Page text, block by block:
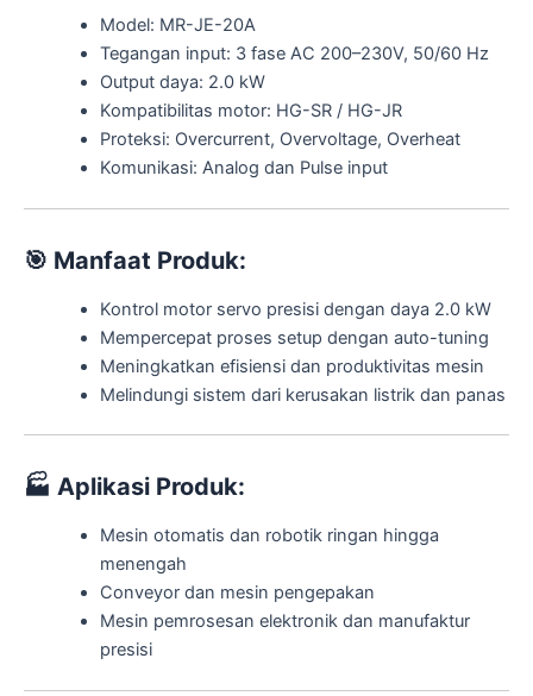
Model: MR-JE-20A
Tegangan input: 3 fase AC 200–230V, 50/60 Hz
Output daya: 2.0 kW
Kompatibilitas motor: HG-SR / HG-JR
Proteksi: Overcurrent, Overvoltage, Overheat
Komunikasi: Analog dan Pulse input
🎯 Manfaat Produk:
Kontrol motor servo presisi dengan daya 2.0 kW
Mempercepat proses setup dengan auto-tuning
Meningkatkan efisiensi dan produktivitas mesin
Melindungi sistem dari kerusakan listrik dan panas
🏭 Aplikasi Produk:
Mesin otomatis dan robotik ringan hingga
menengah
Conveyor dan mesin pengepakan
Mesin pemrosesan elektronik dan manufaktur
presisi